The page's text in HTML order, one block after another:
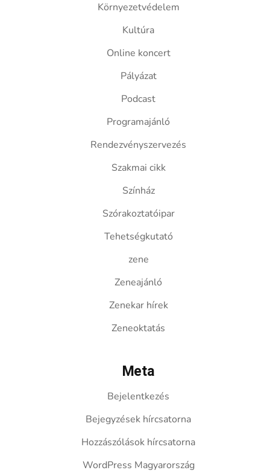
Környezetvédelem
Kultúra
Online koncert
Pályázat
Podcast
Programajánló
Rendezvényszervezés
Szakmai cikk
Színház
Szórakoztatóipar
Tehetségkutató
zene
Zeneajánló
Zenekar hírek
Zeneoktatás
Meta
Bejelentkezés
Bejegyzések hírcsatorna
Hozzászólások hírcsatorna
WordPress Magyarország